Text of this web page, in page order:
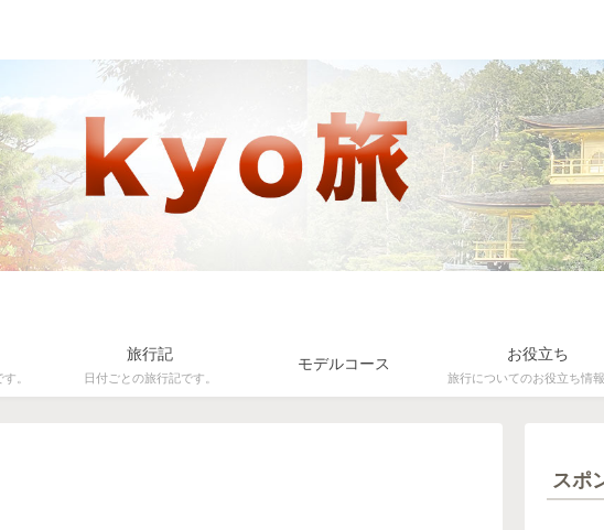
。
旅行記
日付ごとの旅行記です。
モデルコース
お役立ち
旅行についてのお役立ち情
スポ